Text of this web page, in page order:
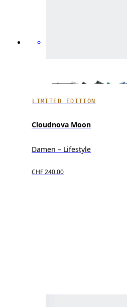
LIMITED EDITION
Cloudnova Moon
Damen – Lifestyle
CHF 240.00